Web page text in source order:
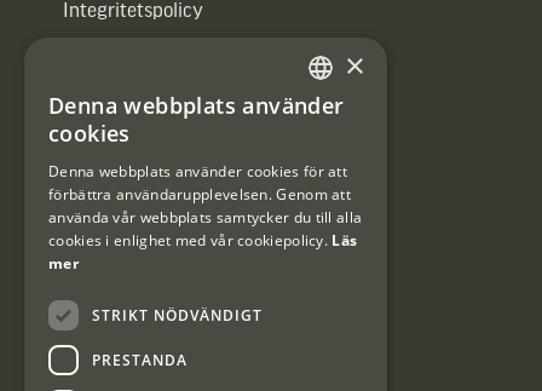
Integritetspolicy
#Interjaktfamily
Kundklubb
Information om kundklubben.
SWEDISH
×
Denna webbplats använder
cookies
Denna webbplats använder cookies för att
förbättra användarupplevelsen. Genom att
använda vår webbplats samtycker du till alla
cookies i enlighet med vår cookiepolicy. Läs
mer
STRIKT NÖDVÄNDIGT
PRESTANDA